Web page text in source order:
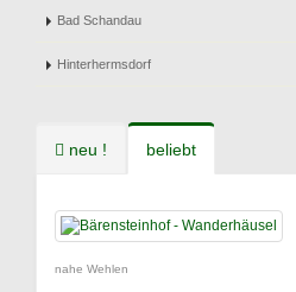
Bad Schandau
Hinterhermsdorf
neu ! beliebt
nahe Wehlen